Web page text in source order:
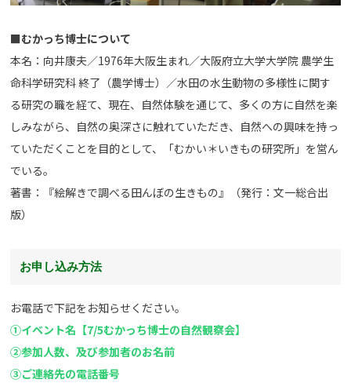
■むかっち博士について
本名：向井康夫／1976年大阪生まれ／大阪府立大学大学院 農学生
命科学研究科 終了（農学博士）／水田の水生動物の多様性に関す
る研究の職を経て、現在、自然体験を通じて、多くの方に自然を楽
しみながら、自然の奥深さに触れていただき、自然への興味を持っ
ていただくことを目的として、「むかい＊いきもの研究所」を営ん
でいる。
著書：『絵解きで調べる田んぼの生きもの』（発行：文一総合出
版）
お申し込み方法
お電話で下記をお知らせください。
①イベント名【7/5むかっち博士の自然観察会】
②参加人数、及び参加者のお名前
③ご連絡先の電話番号